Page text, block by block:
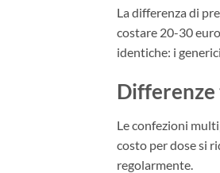
La differenza di
costare 20-30
identiche: i
Le confezioni
costo per dose si
regolarmente.